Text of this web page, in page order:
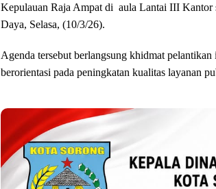
Kepulauan Raja Ampat di aula Lantai III Kantor
Daya, Selasa, (10/3/26).
Agenda tersebut berlangsung khidmat
berorientasi pada peningkatan kualitas layanan